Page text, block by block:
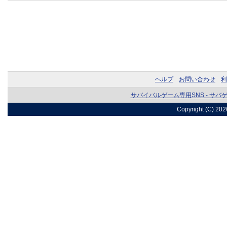
ヘルプ お問い合わせ
サバイバルゲーム専用SNS - サバ
Copyright (C)